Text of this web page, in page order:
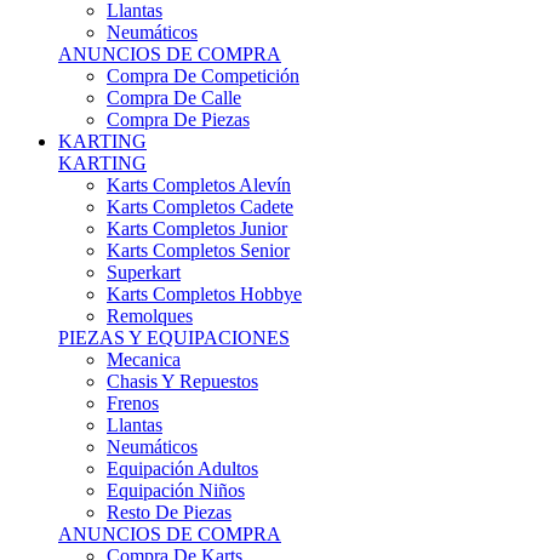
ANUNCIOS DE COMPRA
Compra De Competición
Compra De Calle
Compra De Piezas
KARTING
KARTING
Karts Completos Alevín
Karts Completos Cadete
Karts Completos Junior
Karts Completos Senior
Superkart
Karts Completos Hobbye
Remolques
PIEZAS Y EQUIPACIONES
Mecanica
Chasis Y Repuestos
Frenos
Llantas
Neumáticos
Equipación Adultos
Equipación Niños
Resto De Piezas
ANUNCIOS DE COMPRA
Compra De Karts
Compra De Piezas